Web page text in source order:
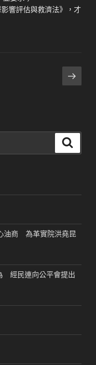
響評估與救濟法》，才
下
一
油商 為革實院洪堯昆
經民連向公平會提出